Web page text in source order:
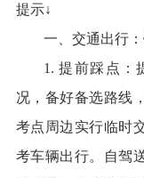
提示↓
一、交通出行
1. 提前踩点：
况，备好备选路线
考点周边实行临时
考车辆出行。自驾